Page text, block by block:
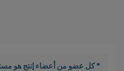
* كل عضو من أعضاء إنتج هو